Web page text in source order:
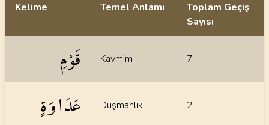
Kelime Temel Anlamı
Toplam Geçiş
Sayısı
قَوْمِ Kavmim 7
عَدَاوَةٍ Düşmanlık 2